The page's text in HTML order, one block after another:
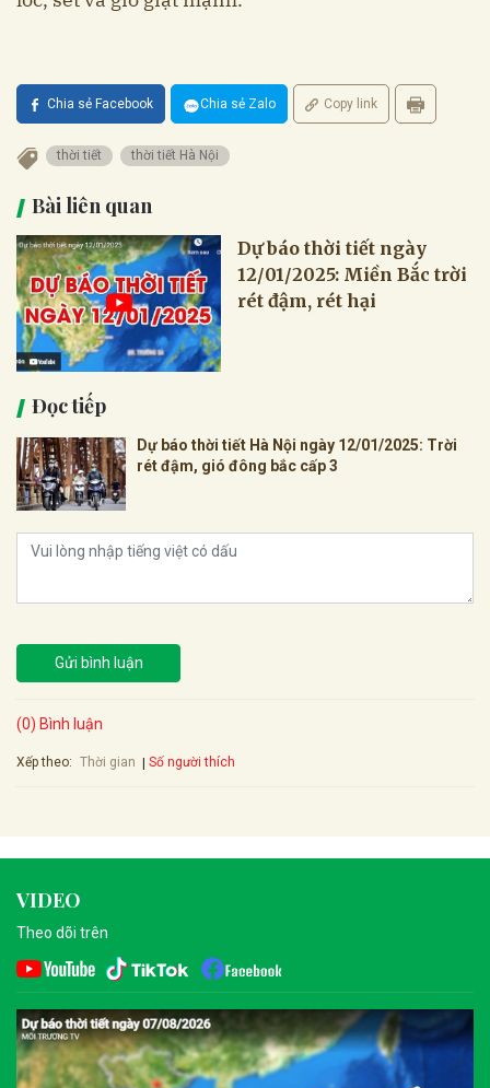
Chia sẻ Facebook Chia sẻ Zalo Copy link
thời tiết thời tiết Hà Nội
Bài liên quan
Dự báo thời tiết ngày
12/01/2025: Miền Bắc trời
rét đậm, rét hại
Đọc tiếp
Dự báo thời tiết Hà Nội ngày 12/01/2025: Trời
rét đậm, gió đông bắc cấp 3
Gửi bình luận
(0) Bình luận
Xếp theo: Thời gian Số người thích
VIDEO
Theo dõi trên